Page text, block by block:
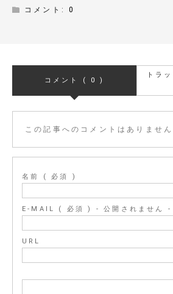
コメント:0
コメント ( 0 )
トラ
この記事へのコメントはありません
名前 ( 必須 )
E-MAIL ( 必須 ) - 公開されません -
URL